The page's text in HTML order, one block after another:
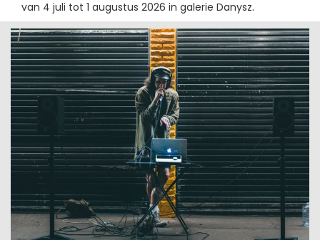
van 4 juli tot 1 augustus 2026 in galerie Danysz.